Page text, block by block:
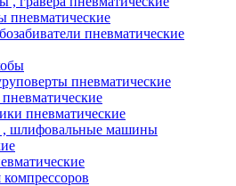
пневматические
пневматические
пневматические
пневматические
, шлифовальные машины
компрессоров